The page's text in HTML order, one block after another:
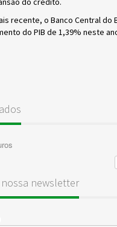
recente, o Banco Central do
do PIB de 1,39% neste
newsletter